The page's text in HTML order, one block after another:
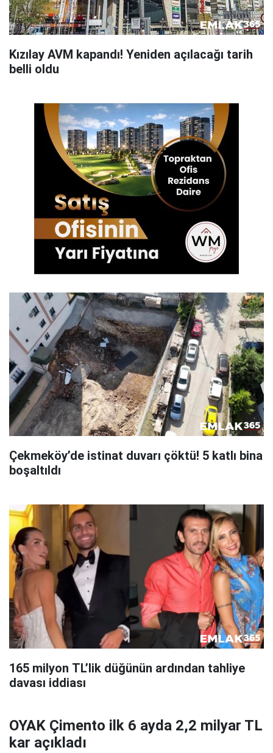
Kızılay AVM kapandı! Yeniden açılacağı tarih
belli oldu
Çekmeköy’de istinat duvarı çöktü! 5 katlı bina
boşaltıldı
165 milyon TL’lik düğünün ardından tahliye
davası iddiası
OYAK Çimento ilk 6 ayda 2,2 milyar TL
kar açıkladı